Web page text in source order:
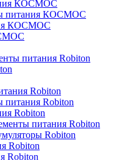
КОСМОС
питания КОСМОС
КОСМОС
питания Robiton
Robiton
питания Robiton
Robiton
питания Robiton
Robiton
Robiton
Robiton